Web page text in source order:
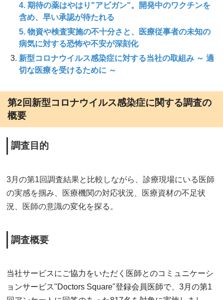
4. 期待の薬はやはり"アビガン"。開発中のワクチンを
含め、早い承認が待たれる
5. 物資や検査実施の不十分さと、医療従事者の未知の
病気に対する恐怖や不安が深刻化
新型コロナウイルス感染症に対する当社の取組み ～ 適
切な医療を受けるために ～
第2回新型コロナウイルス感染症に関する調査の
概要
調査目的
3月の第1回調査結果と比較しながら、診療現場にいる医師
の実感を掴み、医療機関の対応状況、医療資材の不足状
況、医師の意識の変化を探る。
調査概要
当社サービスにご協力をいただく医師とのコミュニケーシ
ョンサービス"Doctors Square"登録会員医師で、3月の第1